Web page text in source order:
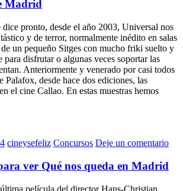
Madrid
dice pronto, desde el año 2003, Universal nos
y de terror, normalmente inédito en salas
un pequeño Sitges con mucho friki suelto y
disfrutar o algunas veces soportar las
Anteriormente y venerado por casi todos
Palafox, desde hace dos ediciones, las
el cine Callao. En estas muestras hemos
cineysefeliz Concursos Deje un comentario
ver Qué nos queda en Madrid
película del director Hans-Christian